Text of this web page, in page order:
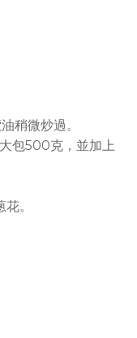
稍微炒過。
包500克，並加上
。